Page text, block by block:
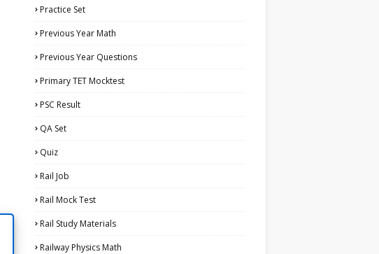
Practice Set
Previous Year Math
Previous Year Questions
Primary TET Mocktest
PSC Result
QA Set
Quiz
Rail Job
Rail Mock Test
Rail Study Materials
Railway Physics Math